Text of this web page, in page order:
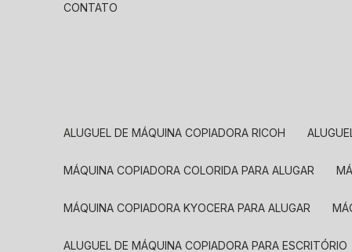
CONTATO
ALUGUEL DE MÁQUINA COPIADORA RICOH
MÁQUINA COPIADORA COLORIDA PARA ALUGAR
MÁQUINA COPIADORA KYOCERA PARA ALUGAR
ALUGUEL DE MÁQUINA COPIADORA PARA ESCRITÓRIO